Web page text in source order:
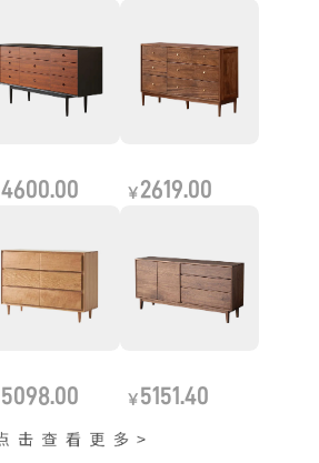
4600.00 ￥ 2619.00
5098.00 ￥ 5151.40